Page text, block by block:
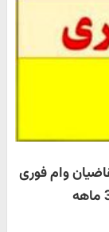
متقاضیان وام فوری